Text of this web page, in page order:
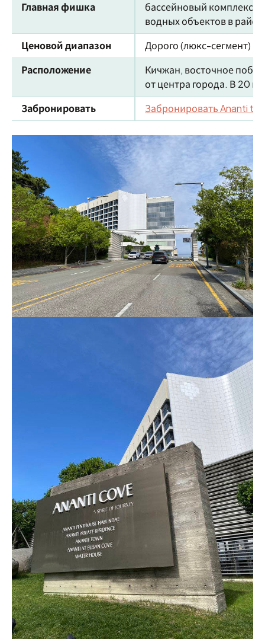
Главная фишка
бассейновый комплекс
водных объектов в
Ценовой диапазон
Дорого (люкс-сегмент)
Расположение
Кичжан, восточное
от центра города. В 20
Забронировать
Забронировать Ananti